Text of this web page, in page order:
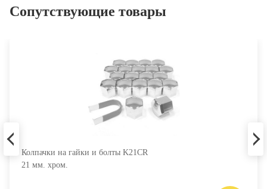
Сопутствующие товары
Колпачки на гайки и болты K21CR
21 мм. хром.